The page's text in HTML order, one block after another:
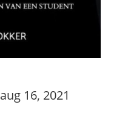
aug 16, 2021